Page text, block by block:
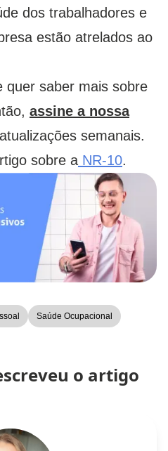
dos trabalhadores e
estão atrelados ao
quer saber mais sobre
assine a nossa
semanais.
sobre a NR-10.
Saúde Ocupacional
o artigo